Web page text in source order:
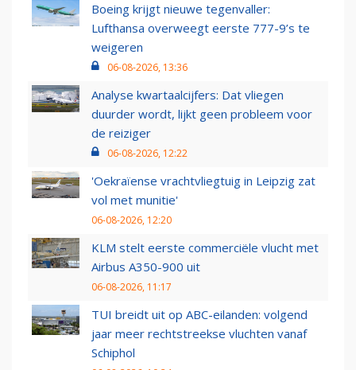
Boeing krijgt nieuwe tegenvaller:
Lufthansa overweegt eerste 777-9’s te
weigeren
06-08-2026, 13:36
Analyse kwartaalcijfers: Dat vliegen
duurder wordt, lijkt geen probleem voor
de reiziger
06-08-2026, 12:22
'Oekraïense vrachtvliegtuig in Leipzig zat
vol met munitie'
06-08-2026, 12:20
KLM stelt eerste commerciële vlucht met
Airbus A350-900 uit
06-08-2026, 11:17
TUI breidt uit op ABC-eilanden: volgend
jaar meer rechtstreekse vluchten vanaf
Schiphol